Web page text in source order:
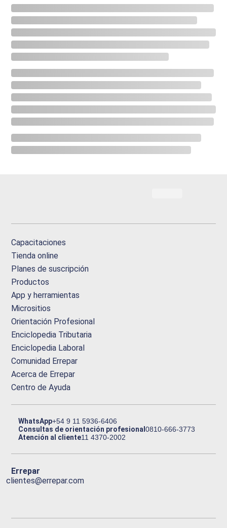
Capacitaciones
Tienda online
Planes de suscripción
Productos
App y herramientas
Micrositios
Orientación Profesional
Enciclopedia Tributaria
Enciclopedia Laboral
Comunidad Errepar
Acerca de Errepar
Centro de Ayuda
WhatsApp+54 9 11 5936-6406
Consultas de orientación profesional0810-666-3773
Atención al cliente11 4370-2002
Errepar
clientes@errepar.com